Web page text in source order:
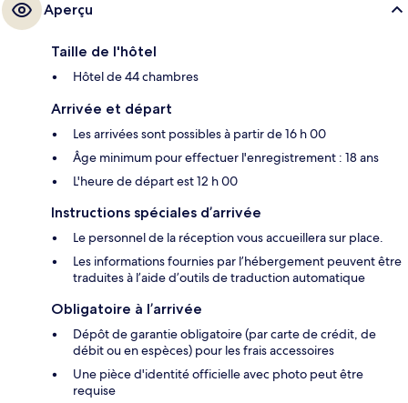
Aperçu
Taille de l'hôtel
Hôtel de 44 chambres
Arrivée et départ
Les arrivées sont possibles à partir de 16 h 00
Âge minimum pour effectuer l'enregistrement : 18 ans
L'heure de départ est 12 h 00
Instructions spéciales d’arrivée
Le personnel de la réception vous accueillera sur place.
Les informations fournies par l’hébergement peuvent être
traduites à l’aide d’outils de traduction automatique
Obligatoire à l’arrivée
Dépôt de garantie obligatoire (par carte de crédit, de
débit ou en espèces) pour les frais accessoires
Une pièce d'identité officielle avec photo peut être
requise